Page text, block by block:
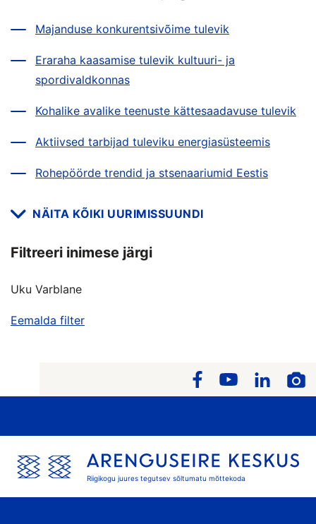
Majanduse konkurentsivõime tulevik
Eraraha kaasamise tulevik kultuuri- ja
spordivaldkonnas
Kohalike avalike teenuste kättesaadavuse tulevik
Aktiivsed tarbijad tuleviku energiasüsteemis
Rohepöörde trendid ja stsenaariumid Eestis
NÄITA KÕIKI UURIMISSUUNDI
Filtreeri inimese järgi
Uku Varblane
Eemalda filter
Riigikogu juures tegutsev sõltumatu mõttekoda